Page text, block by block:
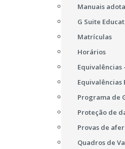
Manuais
G Suite
Matrículas
Horários
Equivalências
Equivalências
Programa de
Proteção de
Provas de
Quadros de